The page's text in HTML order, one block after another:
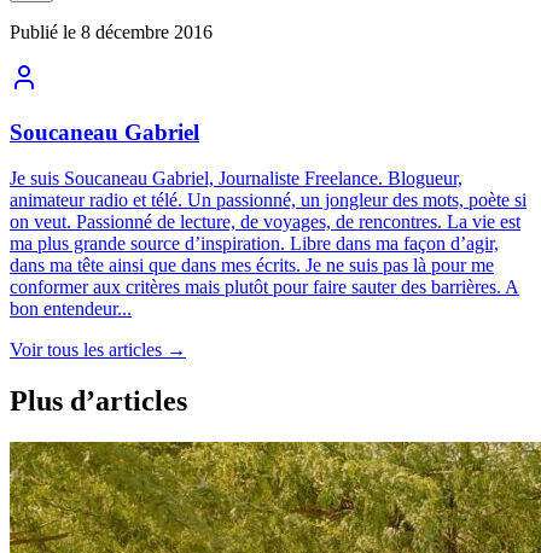
Publié le 8 décembre 2016
Soucaneau Gabriel
Je suis Soucaneau Gabriel, Journaliste Freelance. Blogueur,
animateur radio et télé. Un passionné, un jongleur des mots, poète si
on veut. Passionné de lecture, de voyages, de rencontres. La vie est
ma plus grande source d’inspiration. Libre dans ma façon d’agir,
dans ma tête ainsi que dans mes écrits. Je ne suis pas là pour me
conformer aux critères mais plutôt pour faire sauter des barrières. A
bon entendeur...
Voir tous les articles →
Plus d’articles